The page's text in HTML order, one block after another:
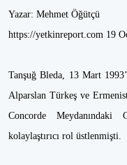
Yazar: Mehmet Öğütçü
https://yetkinreport.com 19
Tanşuğ Bleda, 13 Mart
Alparslan Türkeş ve
Concorde Meydanındaki
kolaylaştırıcı rol üstlenmişti.